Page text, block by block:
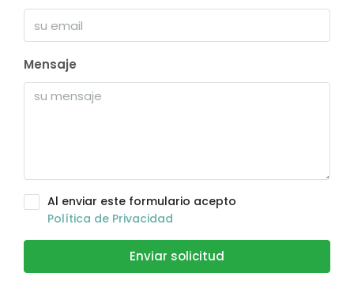
Mensaje
Al enviar este formulario acepto
Política de Privacidad
Enviar solicitud